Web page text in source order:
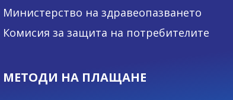
Министерство на здравеопазването
Комисия за защита на потребителите
МЕТОДИ НА ПЛАЩАНЕ